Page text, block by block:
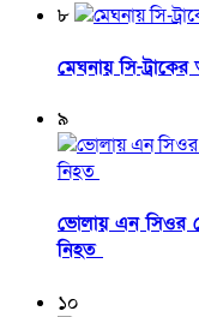
৮
মেঘনায় সি-
৯
ভোলায় এন সিওর
নিহত
১০